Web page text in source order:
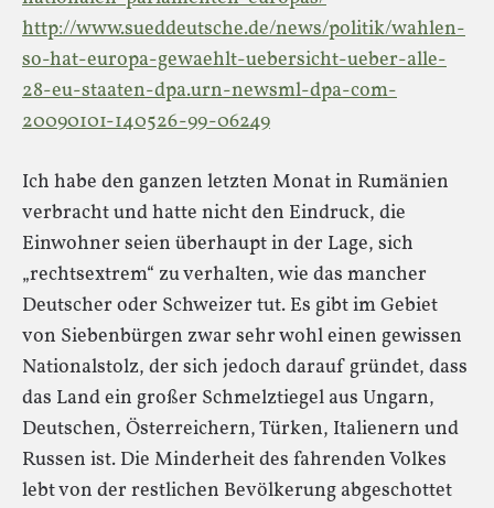
http://www.sueddeutsche.de/news/politik/wahlen-
so-hat-europa-gewaehlt-uebersicht-ueber-alle-
28-eu-staaten-dpa.urn-newsml-dpa-com-
20090101-140526-99-06249
Ich habe den ganzen letzten Monat in Rumänien
verbracht und hatte nicht den Eindruck, die
Einwohner seien überhaupt in der Lage, sich
„rechtsextrem“ zu verhalten, wie das mancher
Deutscher oder Schweizer tut. Es gibt im Gebiet
von Siebenbürgen zwar sehr wohl einen gewissen
Nationalstolz, der sich jedoch darauf gründet, dass
das Land ein großer Schmelztiegel aus Ungarn,
Deutschen, Österreichern, Türken, Italienern und
Russen ist. Die Minderheit des fahrenden Volkes
lebt von der restlichen Bevölkerung abgeschottet